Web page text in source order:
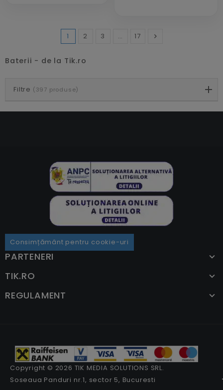
Filtre (397 produse)
1 2 3 … 17 Inainte

Baterii - de la Tik.ro
Consimțământ pentru cookie-uri
PARTENERI
TIK.RO
REGULAMENT
Copyright © 2026 TIK MEDIA SOLUTIONS SRL.
Soseaua Panduri nr.1, sector 5, Bucuresti